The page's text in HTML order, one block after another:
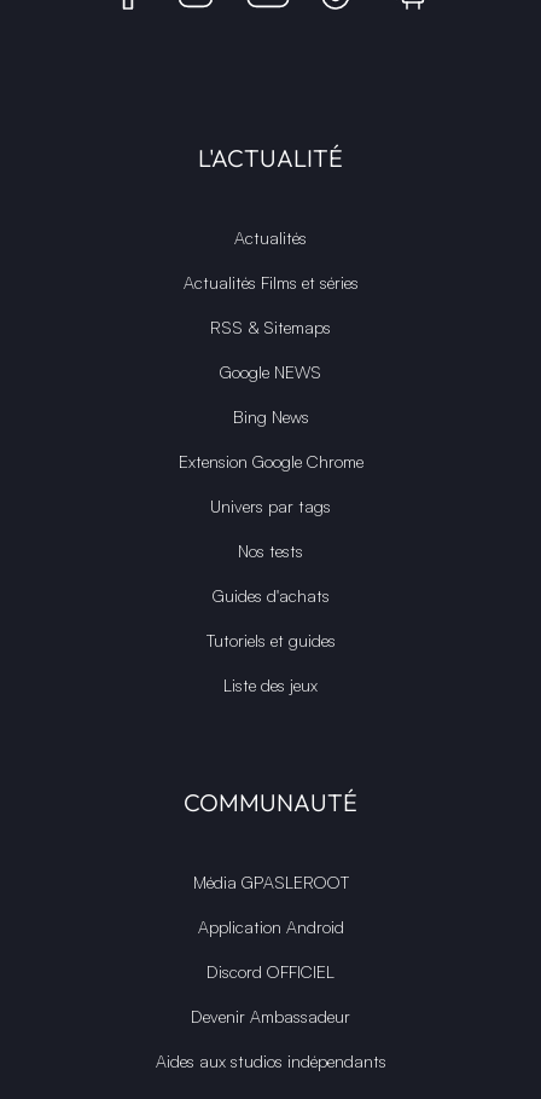
L'ACTUALITÉ
Actualités
Actualités Films et séries
RSS & Sitemaps
Google NEWS
Bing News
Extension Google Chrome
Univers par tags
Nos tests
Guides d'achats
Tutoriels et guides
Liste des jeux
COMMUNAUTÉ
Média GPASLEROOT
Application Android
Discord OFFICIEL
Devenir Ambassadeur
Aides aux studios indépendants